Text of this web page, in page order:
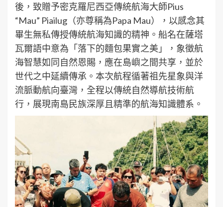
後，致贈予密克羅尼西亞傳統航海大師Pius
“Mau” Piailug（亦尊稱為Papa Mau），以感念其
畢生無私傳授傳統航海知識的精神。船名在薩塔
瓦爾語中意為「落下的麵包果實之美」，象徵航
海智慧如同自然恩賜，應在島嶼之間共享，並於
世代之中延續傳承。本次航程循著祖先星象與洋
流脈動航向臺灣，全程以傳統自然導航技術航
行，展現南島民族深厚且精準的航海知識體系。